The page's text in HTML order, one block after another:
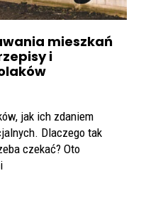
mieszkań
i
jak ich zdaniem
Dlaczego tak
czekać? Oto